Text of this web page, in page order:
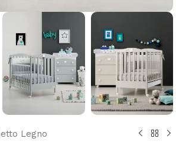
Legno